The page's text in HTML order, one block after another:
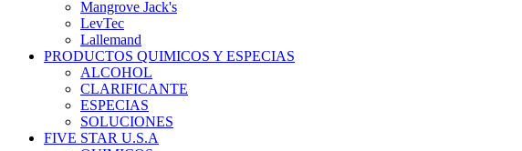
Mangrove Jack's
LevTec
Lallemand
PRODUCTOS QUIMICOS Y ESPECIAS
ALCOHOL
CLARIFICANTE
ESPECIAS
SOLUCIONES
FIVE STAR U.S.A